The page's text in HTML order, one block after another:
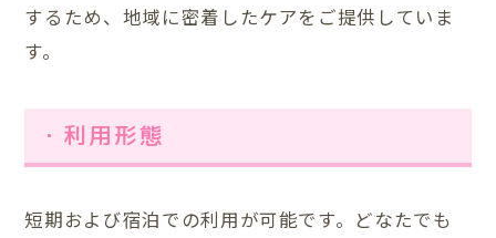
するため、地域に密着したケアをご提供していま
す。
・利用形態
短期および宿泊での利用が可能です。どなたでも